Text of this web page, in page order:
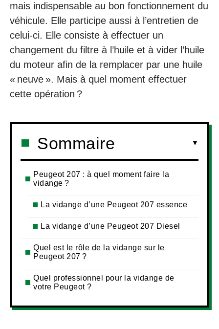
mais indispensable au bon fonctionnement du
véhicule. Elle participe aussi à l’entretien de
celui-ci. Elle consiste à effectuer un
changement du filtre à l’huile et à vider l’huile
du moteur afin de la remplacer par une huile
« neuve ». Mais à quel moment effectuer
cette opération ?
Sommaire
Peugeot 207 : à quel moment faire la
vidange ?
La vidange d’une Peugeot 207 essence
La vidange d’une Peugeot 207 Diesel
Quel est le rôle de la vidange sur le
Peugeot 207 ?
Quel professionnel pour la vidange de
votre Peugeot ?